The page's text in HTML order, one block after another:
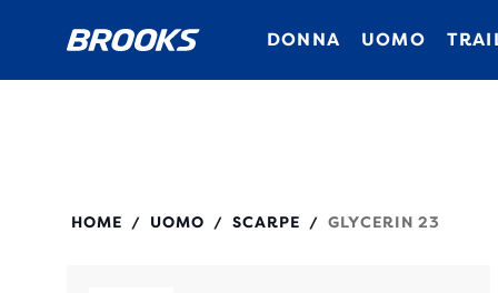
DONNA UOMO
HOME / UOMO / SCARPE / GLYCERIN 23